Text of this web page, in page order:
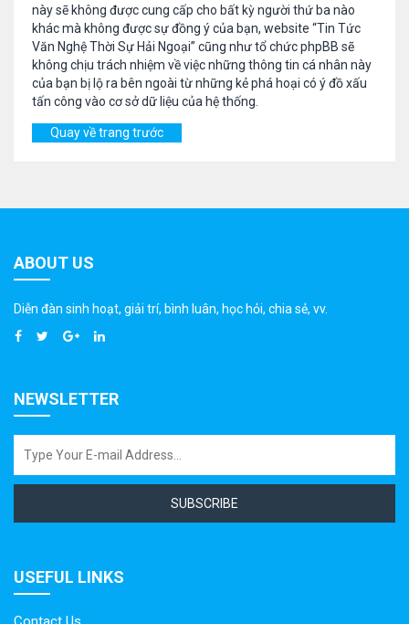
này sẽ không được cung cấp cho bất kỳ người thứ ba nào
khác mà không được sự đồng ý của bạn, website “Tin Tức
Văn Nghệ Thời Sự Hải Ngoại” cũng như tổ chức phpBB sẽ
không chịu trách nhiệm về việc những thông tin cá nhân này
của bạn bị lộ ra bên ngoài từ những kẻ phá hoại có ý đồ xấu
tấn công vào cơ sở dữ liệu của hệ thống.
Quay về trang trước
ABOUT US
Diễn đàn sinh hoạt, giải trí, bình luân, học hỏi, chia sẻ, vv.
NEWSLETTER
SUBSCRIBE
USEFUL LINKS